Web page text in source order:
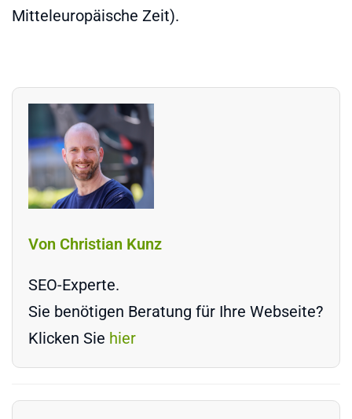
Mitteleuropäische Zeit).
Von Christian Kunz
SEO-Experte.
Sie benötigen Beratung für Ihre Webseite?
Klicken Sie hier